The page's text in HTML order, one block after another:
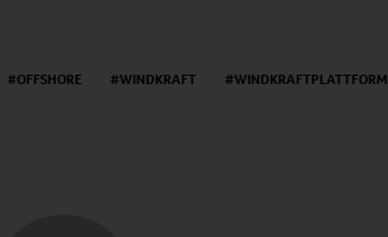
OFFSHORE WINDKRAFT WINDKRAFTPLATTFORM